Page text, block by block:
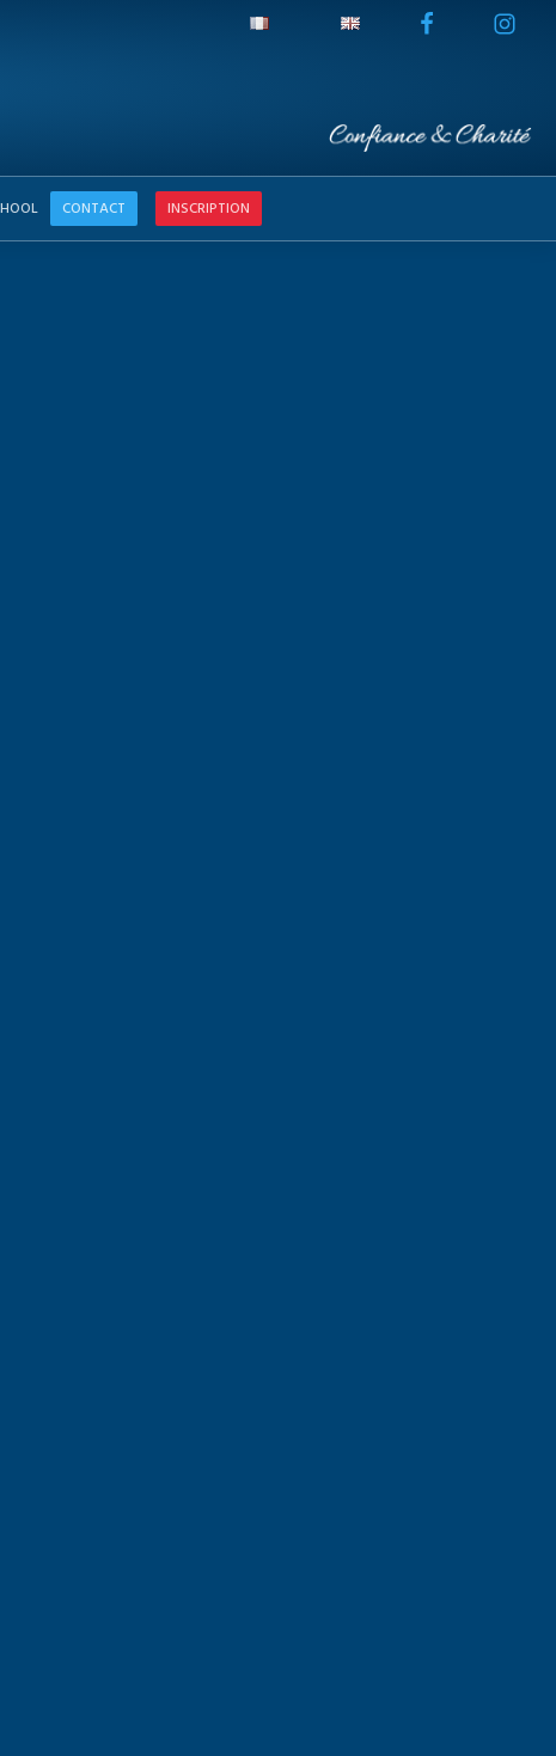
CONTACT INSCRIPTION